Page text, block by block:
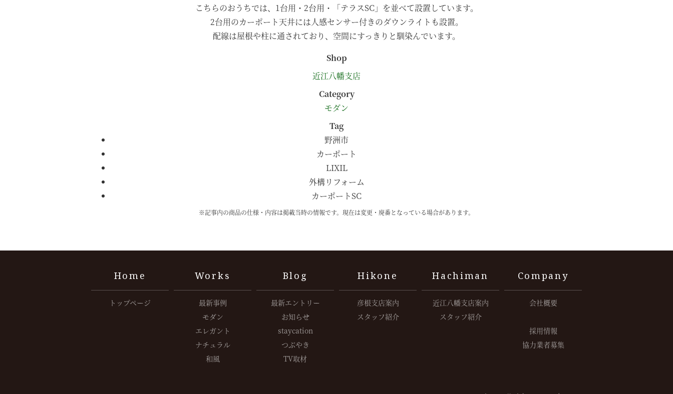
こちらのおうちでは、1台用・2台用・「テラスSC」を並べて設置しています。
2台用のカーポート天井には人感センサー付きのダウンライトも設置。
配線は屋根や柱に通されており、空間にすっきりと馴染んでいます。
Shop
近江八幡支店
Category
モダン
Tag
野洲市
カーポート
LIXIL
外構リフォーム
カーポートSC
※記事内の商品の仕様・内容は掲載当時の情報です。現在は変更・廃番となっている場合があります。
Home
トップページ
Works
最新事例
モダン
エレガント
ナチュラル
和風
Blog
最新エントリー
お知らせ
staycation
つぶやき
TV取材
Hikone
彦根支店案内
スタッフ紹介
Hachiman
近江八幡支店案内
スタッフ紹介
Company
会社概要
採用情報
協力業者募集